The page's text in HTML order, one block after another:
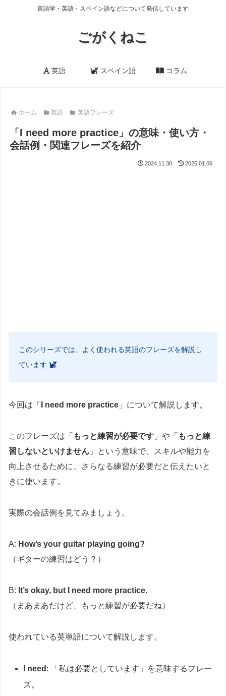
言語学・英語・スペイン語などについて発信しています
ごがくねこ
英語 スペイン語 コラム
ホーム 英語 英語フレーズ
「I need more practice」の意味・使い方・
会話例・関連フレーズを紹介
2024.11.30 2025.01.06
このシリーズでは、よく使われる英語のフレーズを解説し
ています
今回は「 I need more practice 」について解説します。
このフレーズは「 もっと練習が必要です 」や「 もっと練
習しないといけません 」という意味で、スキルや能力を
向上させるために、さらなる練習が必要だと伝えたいと
きに使います。
実際の会話例を見てみましょう。
A: How’s your guitar playing going?
（ギターの練習はどう？）
B: It’s okay, but I need more practice.
（まあまあだけど、もっと練習が必要だね）
使われている英単語について解説します。
I need : 「私は必要としています」を意味するフレー
ズ。